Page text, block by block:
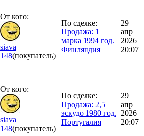
От кого:
siava
148(покупатель)
По сделке:
Продажа: 1
марка 1994 год.
Финляндия
29
апр
2026
20:07
От кого:
siava
148(покупатель)
По сделке:
Продажа: 2,5
эскудо 1980 год.
Португалия
29
апр
2026
20:07